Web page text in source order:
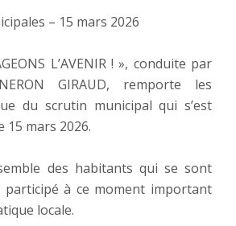
– 15 mars 2026
L’AVENIR ! », conduite par
GIRAUD, remporte les
du scrutin municipal qui s’est
15 mars 2026.
des habitants qui se sont
à ce moment important
locale.